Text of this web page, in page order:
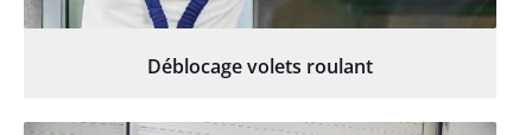
Déblocage volets roulant